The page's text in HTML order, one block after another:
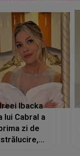
Ibacka
lui Cabral a
zi de
strălucire,